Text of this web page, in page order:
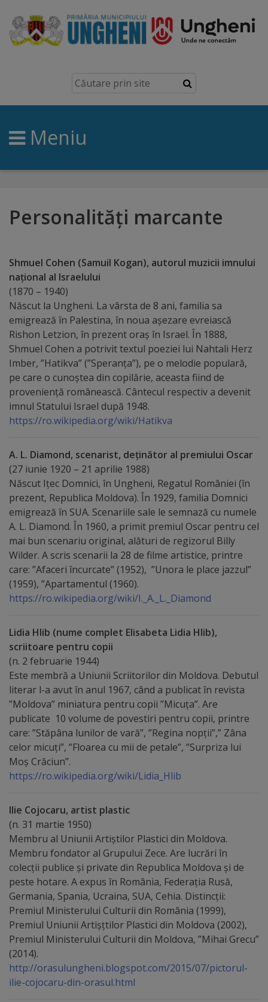
Ungheni
Prezentare
generală
Simbolurile
brand
înfrățite
Distincții
Cetățeni
de
onoare
Deținători
ai
„Merite
pentru
Ungheni”
Diplome
de
Excelență
Ungheniul
turistic
Obiective
turistice
Sculpturi
(harta
sculpturilor)
arhitecturale
Personalități
marcante
Sportivi
de
performanță
Orașul
în
Meniu
Personalități marcante
Shmuel Cohen (Samuil Kogan), autorul muzicii imnului
național al Israelului
(1870 – 1940)
Născut la Ungheni. La vârsta de 8 ani, familia sa
emigrează în Palestina, în noua așezare evreiască
Rishon Letzion, în prezent oraș în Israel. În 1888,
Shmuel Cohen a potrivit textul poeziei lui Nahtali Herz
Imber, ”Hatikva” (”Speranța”), pe o melodie populară,
pe care o cunoștea din copilărie, aceasta fiind de
proveniență românească. Cântecul respectiv a devenit
imnul Statului Israel după 1948.
https://ro.wikipedia.org/wiki/Hatikva
A. L. Diamond, scenarist, deținător al premiului Oscar
(27 iunie 1920 – 21 aprilie 1988)
Născut Ițec Domnici, în Ungheni, Regatul României (în
prezent, Republica Moldova). În 1929, familia Domnici
emigrează în SUA. Scenariile sale le semnază cu numele
A. L. Diamond. În 1960, a primit premiul Oscar pentru cel
mai bun scenariu original, alături de regizorul Billy
Wilder. A scris scenarii la 28 de filme artistice, printre
care: ”Afaceri încurcate” (1952), ”Unora le place jazzul”
(1959), ”Apartamentul (1960).
https://ro.wikipedia.org/wiki/I._A._L._Diamond
Lidia Hlib (nume complet Elisabeta Lidia Hlib),
scriitoare pentru copii
(n. 2 februarie 1944)
Este membră a Uniunii Scriitorilor din Moldova. Debutul
literar l-a avut în anul 1967, când a publicat în revista
”Moldova” miniatura pentru copii ”Micuța”. Are
publicate 10 volume de povestiri pentru copii, printre
care: ”Stăpâna lunilor de vară”, ”Regina nopții”,” Zâna
celor micuți”, ”Floarea cu mii de petale”, ”Surpriza lui
Moș Crăciun”.
https://ro.wikipedia.org/wiki/Lidia_Hlib
Ilie Cojocaru, artist plastic
(n. 31 martie 1950)
Membru al Uniunii Artiștilor Plastici din Moldova.
Membru fondator al Grupului Zece. Are lucrări în
colecții publice și private din Republica Moldova și de
peste hotare. A expus în România, Federația Rusă,
Germania, Spania, Ucraina, SUA, Cehia. Distincții:
Premiul Ministerului Culturii din România (1999),
Premiul Uniunii Artișțtilor Plastici din Moldova (2002),
Premiul Ministerului Culturii din Moldova, ”Mihai Grecu”
(2014).
http://orasulungheni.blogspot.com/2015/07/pictorul-
ilie-cojocaru-din-orasul.html